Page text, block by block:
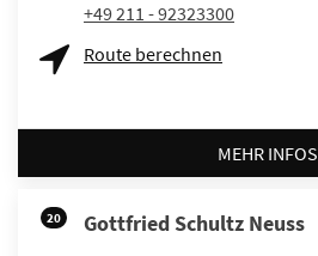
+49 211 - 92323300
Route berechnen
MEHR INFOS
20 Gottfried Schultz Neuss